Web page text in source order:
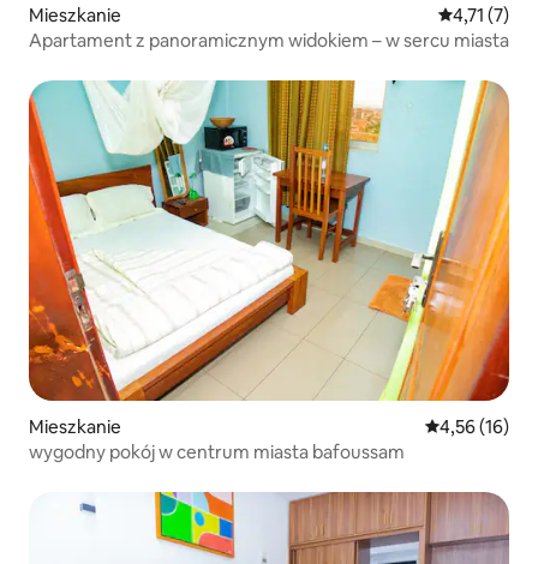
Mieszkanie Średnia
4,71 (7)
Apartament z panoramicznym widokiem – w sercu miasta
Mieszkanie Średnia
4,56 (16)
wygodny pokój w centrum miasta bafoussam